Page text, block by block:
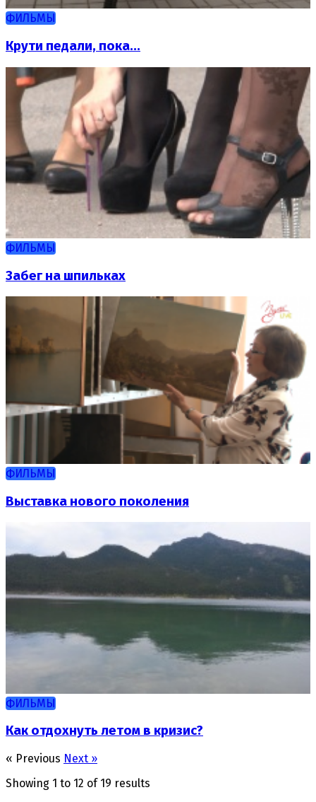
ФИЛЬМЫ
Крути педали, пока...
ФИЛЬМЫ
Забег на шпильках
ФИЛЬМЫ
Выставка нового поколения
ФИЛЬМЫ
Как отдохнуть летом в кризис?
« Previous Next »
Showing 1 to 12 of 19 results